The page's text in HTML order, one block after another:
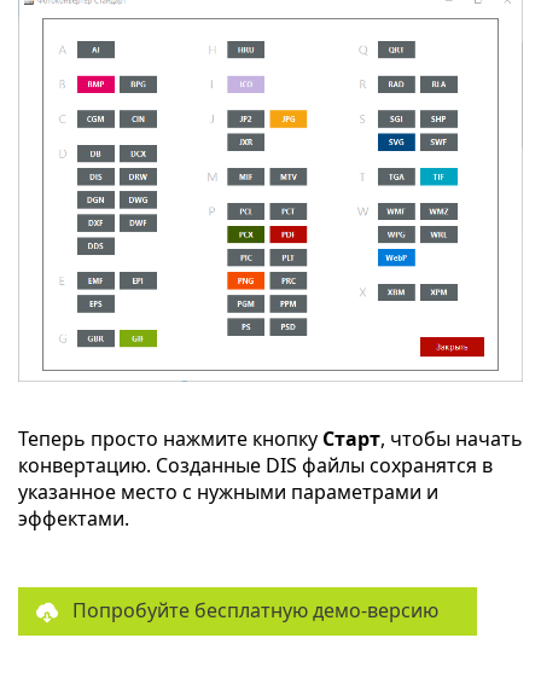
Теперь просто нажмите кнопку Старт, чтобы начать
конвертацию. Созданные DIS файлы сохранятся в
указанное место с нужными параметрами и
эффектами.
Попробуйте бесплатную демо-версию